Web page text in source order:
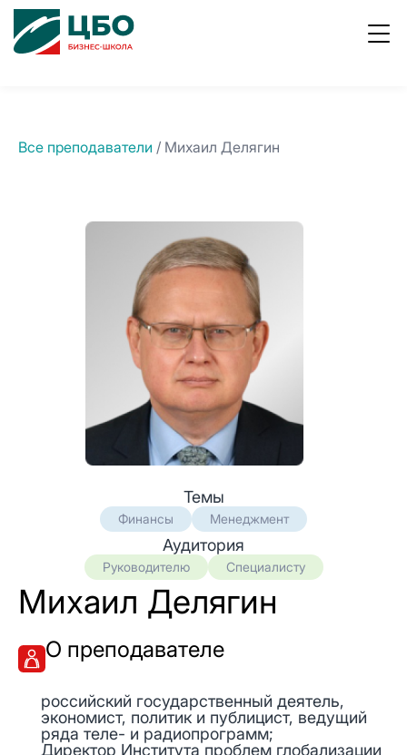
Все преподаватели / Михаил Делягин
Темы
Финансы Менеджмент
Аудитория
Руководителю Специалисту
Михаил Делягин
О преподавателе
российский государственный деятель,
экономист, политик и публицист, ведущий
ряда теле- и радиопрограмм;
Директор Института проблем глобализации